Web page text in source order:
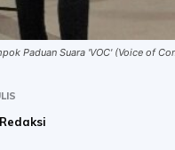
Paduan Suara 'VOC' (Voice of
Redaksi